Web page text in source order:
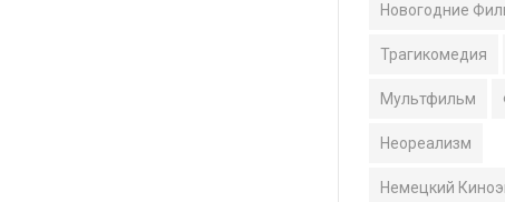
Новогодние
Трагикомедия
Мультфильм
Неореализм
Немецкий